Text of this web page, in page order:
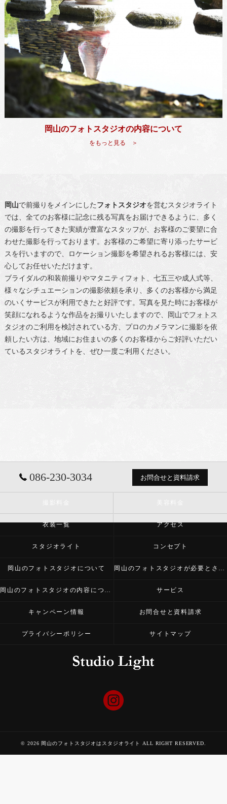
岡山のフォトスタジオの内容について
をもっと見る ＞
岡山で前撮りをメインにしたフォトスタジオを営むスタジオライト
では、全てのお客様に記念に残る写真をお届けできるように、多く
の撮影を行ってきた実績が豊富なスタッフが、お客様のご要望に合
わせた撮影を行っております。お客様のご希望に寄り添ったサービ
スを行いますので、ロケーション撮影を希望されるお客様には、安
心してお任せいただけます。
ブライダルの和装前撮りやマタニティフォト、七五三や成人式等、
様々なシチュエーションの撮影依頼を承り、多くのお客様から満足
のいくサービスが利用できたと好評です。写真を見た時にお客様が
笑顔になれるような作品をお撮りいたしますので、
岡山でフォトス
タジオのご利用を検討されている方、プロのカメラマンに撮影を依
頼したい方は、地域にお住まいの多くのお客様からご好評いただい
ているスタジオライトを、ぜひ一度ご利用ください。
086-230-3034 お問合せと資料請求
衣装一覧 アクセス
スタジオライト コンセプト
岡山のフォトスタジオについて 岡山のフォトスタジオが必要とされる理由
岡山のフォトスタジオの内容について サービス
キャンペーン情報 お問合せと資料請求
プライバシーポリシー サイトマップ
© 2026 岡山のフォトスタジオはスタジオライト ALL RIGHT RESERVED.